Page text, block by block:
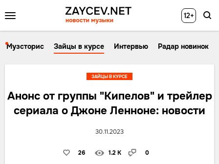
12+
Музсторис Зайцы в курсе Интервью Радар новинок
Анонс от группы "Кипелов" и трейлер
сериала о Джоне Ленноне: новости
30.11.2023
26 1.2 K 0
ЗАЙЦЫ В КУРСЕ